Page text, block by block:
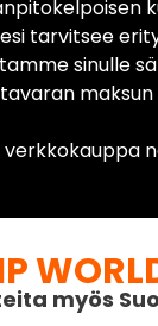
tarvitsee
sinulle
myös